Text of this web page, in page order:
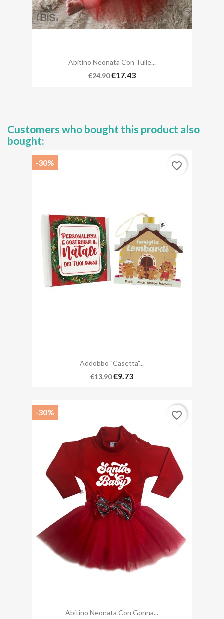
Abitino Neonata Con Tulle...
€24.90 €17.43
Customers who bought this product also
bought:
Addobbo "casetta"...
€13.90€9.73
-30% favorite_border
Abitino Neonata Con Gonna...
-30% favorite_border